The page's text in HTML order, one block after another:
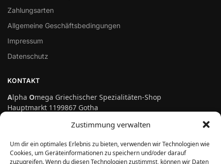
Zustimmung verwalten
Um dir ein optimales Erlebnis zu bieten, verwenden wir Technologien wie
Cookies, um Geräteinformationen zu speichern und/oder darauf
zuzugreifen. Wenn du diesen Technologien zustimmst, können wir Daten
Zahlungsarten
Allgemeine Geschäftsbedingungen
Impressum
Datenschutz
KONTAKT
Alpha Omega Griechischer Spezialitäten-Shop
Hauptmarkt 1199867 Gotha
info@genuss-auf-griechisch.de